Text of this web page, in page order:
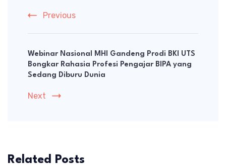
Previous
Webinar Nasional MHI Gandeng Prodi BKI UTS
Bongkar Rahasia Profesi Pengajar BIPA yang
Sedang Diburu Dunia
Next
Related Posts